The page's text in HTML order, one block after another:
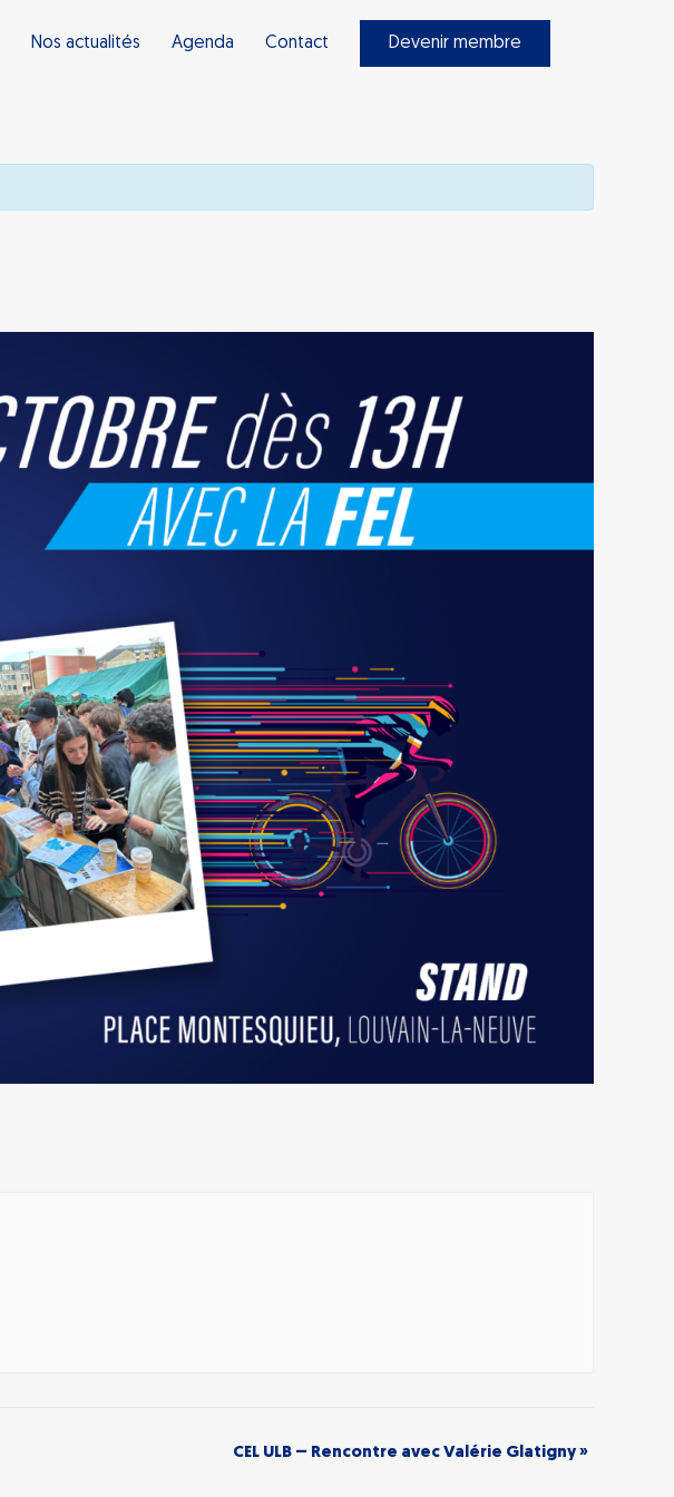
Nos actualités Agenda Contact Devenir membre
CEL ULB – Rencontre avec Valérie Glatigny »